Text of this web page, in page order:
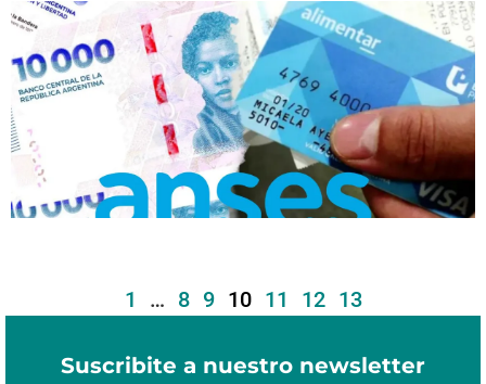
Tarjeta Alimentar en febrero de 2026: fechas de pago de Anses
Enero 30, 2026
1 … 8 9 10 11 12 13
Suscribite a nuestro newsletter